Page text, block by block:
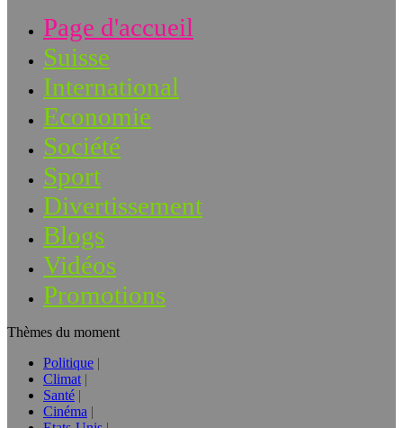
Page d'accueil
Suisse
International
Economie
Société
Sport
Divertissement
Blogs
Vidéos
Promotions
Thèmes du moment
Politique
Climat
Santé
Cinéma